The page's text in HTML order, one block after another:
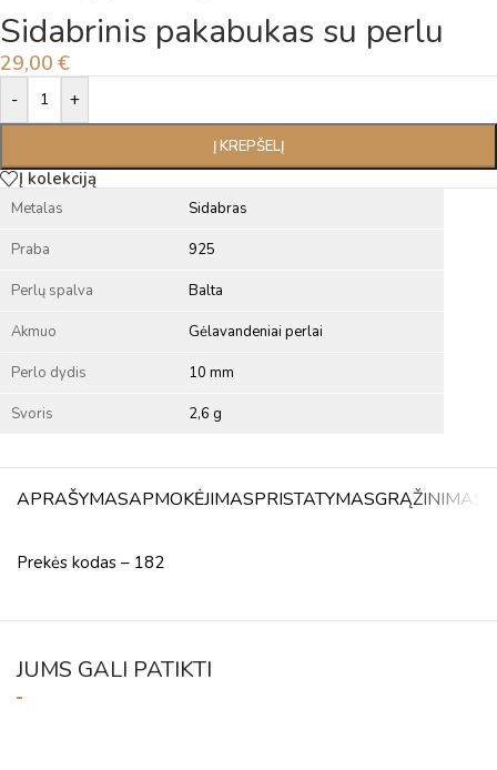
Sidabrinis pakabukas su perlu
29,00 €
- +
Į KREPŠELĮ
Alternative:
Į kolekciją
Metalas Sidabras
Praba 925
Perlų spalva Balta
Akmuo Gėlavandeniai perlai
Perlo dydis 10 mm
Svoris 2,6 g
APRAŠYMASAPMOKĖJIMASPRISTATYMASGRĄŽINIMAS
Prekės kodas – 182
JUMS GALI PATIKTI